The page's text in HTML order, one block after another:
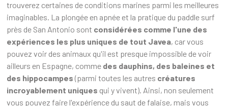
trouverez certaines de conditions marines parmi les meilleures
imaginables. La plongée en apnée et la pratique du paddle surf
près de San Antonio sont considérées comme l'une des
expériences les plus uniques de tout Javea, car vous
pouvez voir des animaux qu'il est presque impossible de voir
ailleurs en Espagne, comme des dauphins, des baleines et
des hippocampes (parmi toutes les autres créatures
incroyablement uniques qui y vivent). Ainsi, non seulement
vous pouvez faire l'expérience du saut de falaise, mais vous